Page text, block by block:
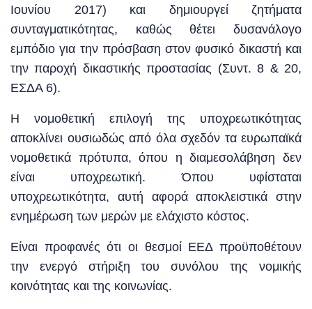
Ιουνίου 2017) και δημιουργεί ζητήματα
συνταγματικότητας, καθώς θέτει δυσανάλογο
εμπόδιο για την πρόσβαση στον φυσικό δικαστή και
την παροχή δικαστικής προστασίας (Συντ. 8 & 20,
ΕΣΔΑ 6).
Η νομοθετική επιλογή της υποχρεωτικότητας
αποκλίνει ουσιωδώς από όλα σχεδόν τα ευρωπαϊκά
νομοθετικά πρότυπα, όπου η διαμεσολάβηση δεν
είναι υποχρεωτική. Όπου υφίσταται
υποχρεωτικότητα, αυτή αφορά αποκλειστικά στην
ενημέρωση των μερών με ελάχιστο κόστος.
Είναι προφανές ότι οι θεσμοί ΕΕΔ προϋποθέτουν
την ενεργό στήριξη του συνόλου της νομικής
κοινότητας και της κοινωνίας.